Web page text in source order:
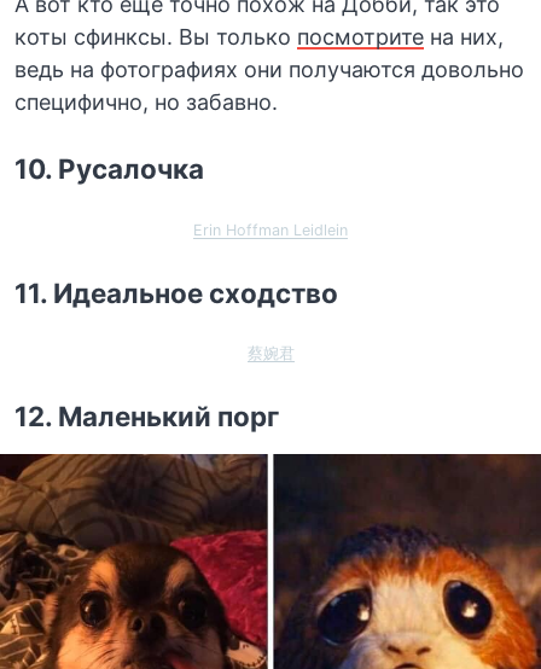
коты сфинксы. Вы только посмотрите на них,
ведь на фотографиях они получаются довольно
специфично, но забавно.
10. Русалочка
Erin Hoffman Leidlein
11. Идеальное сходство
蔡婉君
12. Маленький порг